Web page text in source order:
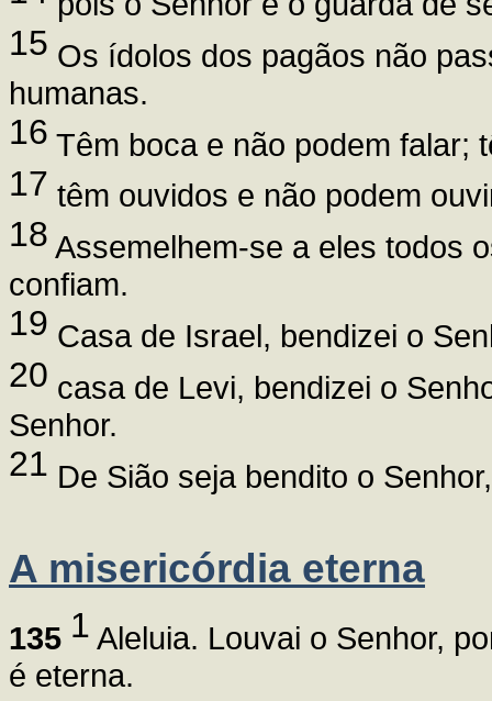
15 Os ídolos dos pagãos não
humanas.
16 Têm boca e não podem falar;
17 têm ouvidos e não podem
18 Assemelhem-se a eles todos
confiam.
19 Casa de Israel, bendizei o
20 casa de Levi, bendizei o
Senhor.
21 De Sião seja bendito o
A misericórdia eterna
135 1 Aleluia. Louvai o Senhor,
é eterna.